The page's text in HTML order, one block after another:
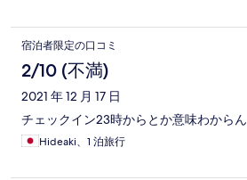
宿泊者限定の口コミ
2/10 (不満)
2021 年 12 月 17 日
チェックイン23時からとか意味わからん
Hideaki、1 泊旅行